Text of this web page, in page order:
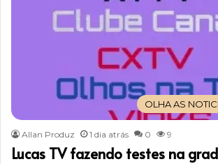
OLHA AS
Allan Produz 1 dia atrás 0 9
Lucas TV fazendo testes na